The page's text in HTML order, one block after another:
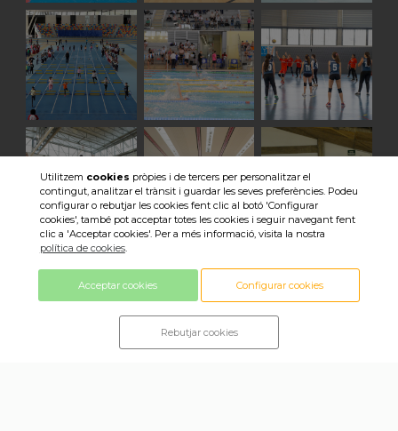
Veure totes les imatges
Utilitzem cookies pròpies i de tercers per personalitzar el
contingut, analitzar el trànsit i guardar les seves preferències. Podeu
configurar o rebutjar les cookies fent clic al botó 'Configurar
cookies', també pot acceptar totes les cookies i seguir navegant fent
clic a 'Acceptar cookies'. Per a més informació, visita la nostra
política de cookies.
Acceptar cookies Configurar cookies
Rebutjar cookies